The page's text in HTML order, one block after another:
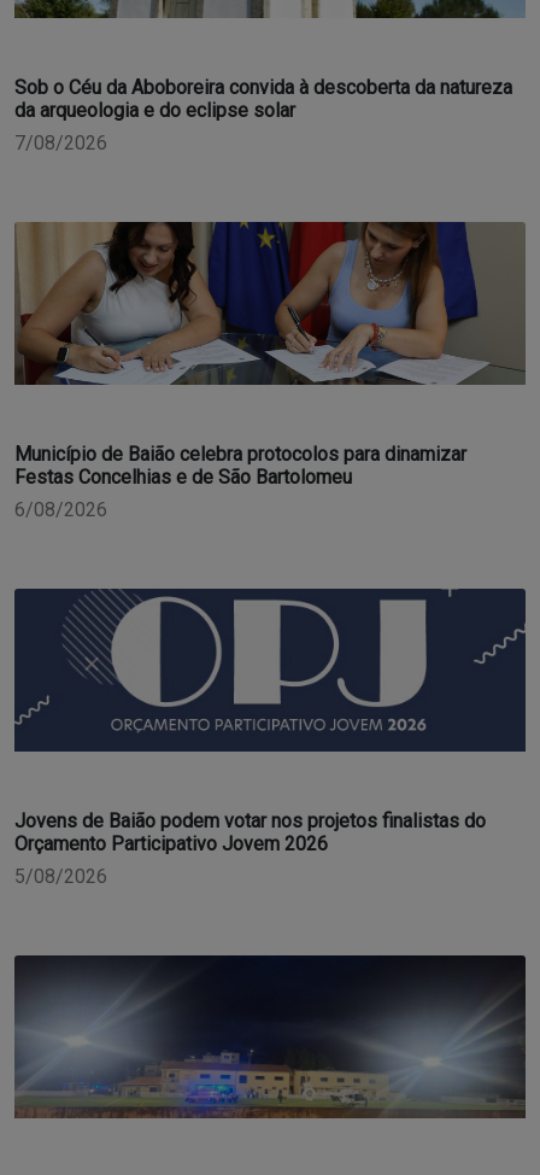
Sob o Céu da Aboboreira convida à descoberta da natureza
da arqueologia e do eclipse solar
7/08/2026
Município de Baião celebra protocolos para dinamizar
Festas Concelhias e de São Bartolomeu
6/08/2026
Jovens de Baião podem votar nos projetos finalistas do
Orçamento Participativo Jovem 2026
5/08/2026